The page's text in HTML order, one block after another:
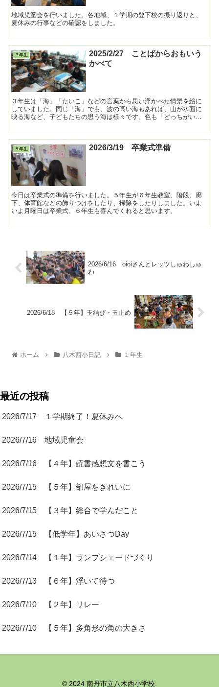
地域児童会を行いました。各地域、１学期の登下校の振り返りと、
夏休みの行事などの確認をしました。
３年生
2025/2/27 ことばからおもいう
かべて
３年生は「海」「たいこ」などの言葉から思い浮かべた情景を絵に
していました。同じ「海」でも、波の高い海もあれば、山が水面に
映る海など、子どもたちの思う海は様々です。色も「どっちがいい
５年生 2026/3/19 卒業式準備
今日は卒業式の準備を行いました。５年生が６年生教室、階段、廊
下、体育館などの飾りつけをしたり、掃除をしたりしました。いよ
いよ月曜日は卒業式。６年生も喜んでくれると思います。
2026/6/16 oioiさんとレッツしゅわしゅ
わ
2026/6/18 【５年】玉結び・玉止め
ホーム 八木西小日記 １年生
最近の投稿
2026/7/17 １学期終了！夏休みへ
2026/7/16 地域児童会
2026/7/16 【４年】読書感想文を書こう
2026/7/15 【５年】部屋をきれいに
2026/7/15 【３年】総合で学んだこと
2026/7/15 【低学年】あいさつDay
2026/7/14 【１年】ランプシェードづくり
2026/7/13 【６年】浮いて待つ
2026/7/10 【２年】リレー
2026/7/10 【５年】多角形の角の大きさ
© 2024 南丹市立八木西小学校.